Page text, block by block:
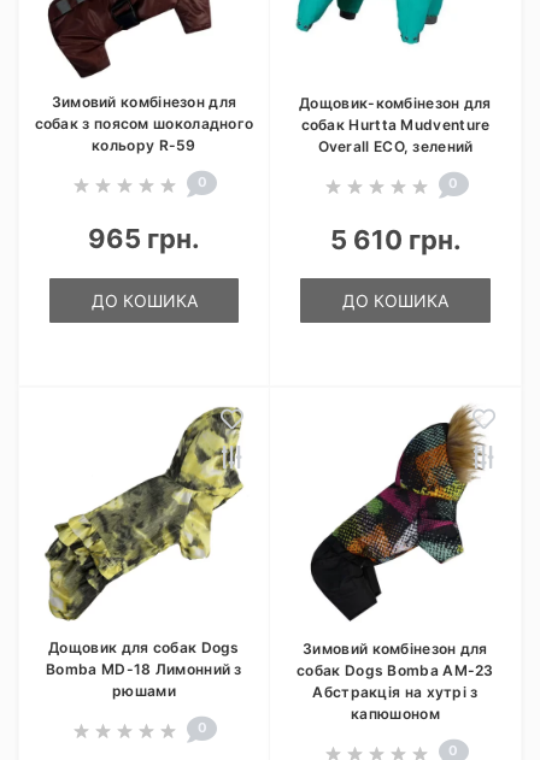
Зимовий комбінезон для
собак з поясом шоколадного
кольору R-59
0
965 грн.
ДО КОШИКА
Дощовик-комбінезон для
собак Hurtta Mudventure
Overall ECO, зелений
0
5 610 грн.
ДО КОШИКА
Дощовик для собак Dogs
Bomba MD-18 Лимонний з
рюшами
0
Зимовий комбінезон для
собак Dogs Bomba AM-23
Абстракція на хутрі з
капюшоном
0